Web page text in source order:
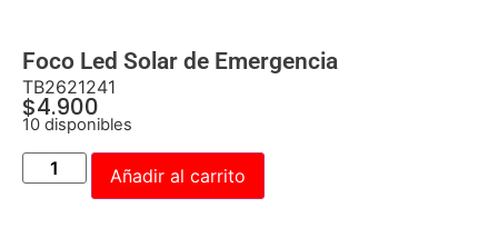
Foco Led Solar de Emergencia
TB2621241
$4.900
10 disponibles
Añadir al carrito